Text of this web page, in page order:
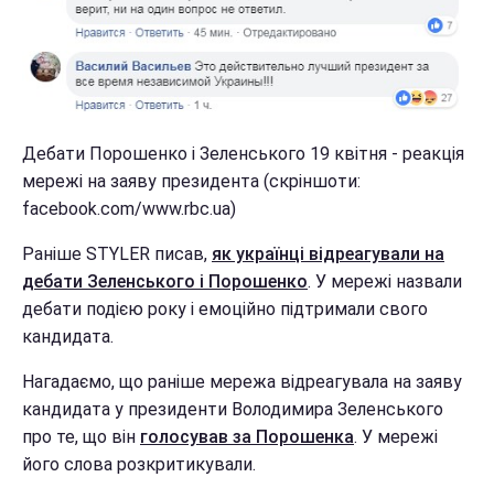
Дебати Порошенко і Зеленського 19 квітня - реакція
мережі на заяву президента (скріншоти:
facebook.com/www.rbc.ua)
Раніше STYLER писав, як українці відреагували на
дебати Зеленського і Порошенко. У мережі назвали
дебати подією року і емоційно підтримали свого
кандидата.
Нагадаємо, що раніше мережа відреагувала на заяву
кандидата у президенти Володимира Зеленського
про те, що він голосував за Порошенка. У мережі
його слова розкритикували.